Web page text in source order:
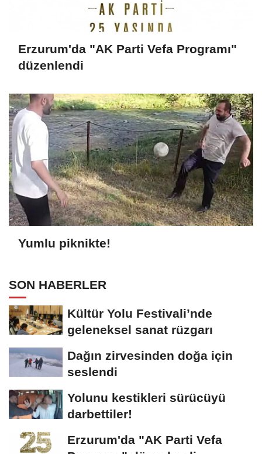
Erzurum'da "AK Parti Vefa Programı"
düzenlendi
Yumlu piknikte!
SON HABERLER
Kültür Yolu Festivali’nde
geleneksel sanat rüzgarı
Dağın zirvesinden doğa için
seslendi
Yolunu kestikleri sürücüyü
darbettiler!
Erzurum'da "AK Parti Vefa